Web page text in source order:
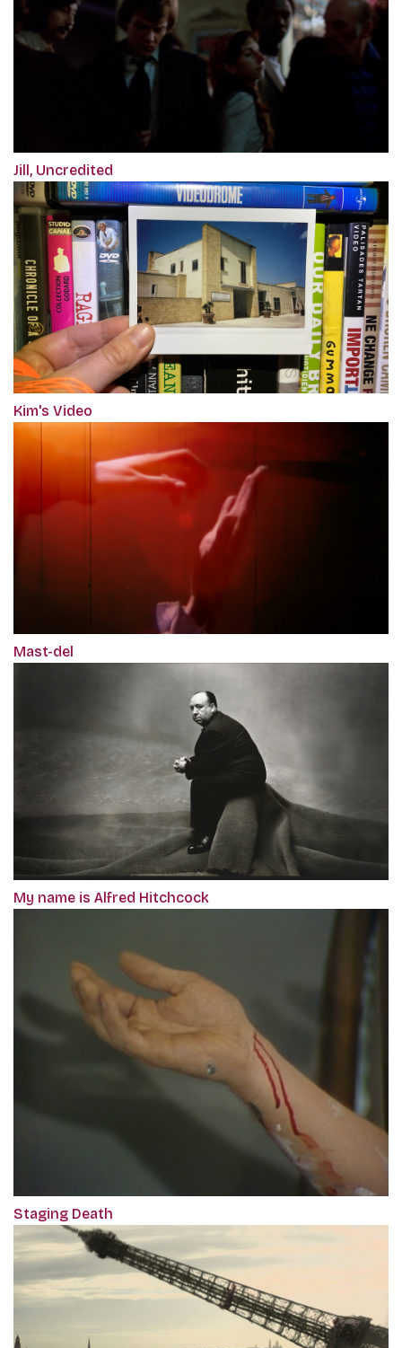
Jill, Uncredited
Kim's Video
Mast-del
My name is Alfred Hitchcock
Staging Death